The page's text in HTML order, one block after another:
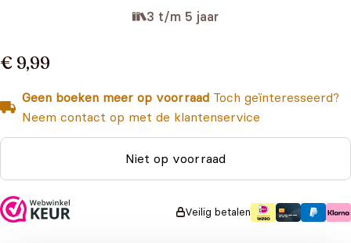
3 t/m 5 jaar
€ 9,99
Geen boeken meer op voorraad Toch geïnteresseerd?
Neem contact op met de klantenservice
Niet op voorraad
Veilig betalen